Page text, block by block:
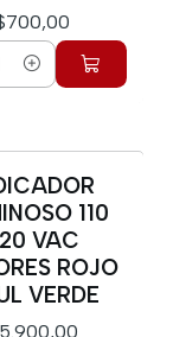
110
VAC
ROJO
VERDE